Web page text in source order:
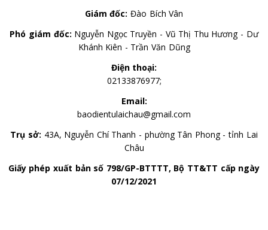
Giám đốc: Đào Bích Vân
Phó giám đốc: Nguyễn Ngọc Truyền - Vũ Thị Thu Hương - Dư
Khánh Kiên - Trần Văn Dũng
Điện thoại:
02133876977;
Email:
baodientulaichau@gmail.com
Trụ sở: 43A, Nguyễn Chí Thanh - phường Tân Phong - tỉnh Lai
Châu
Giấy phép xuất bản số 798/GP-BTTTT, Bộ TT&TT cấp ngày
07/12/2021